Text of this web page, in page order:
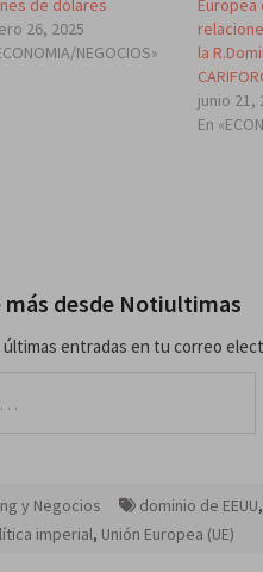
26, 2025
NEGOCIOS»
la
junio 21,
En
más desde Notiultimas
entradas en tu correo
y Negocios dominio de EEUU,
imperial, Unión Europea (UE)